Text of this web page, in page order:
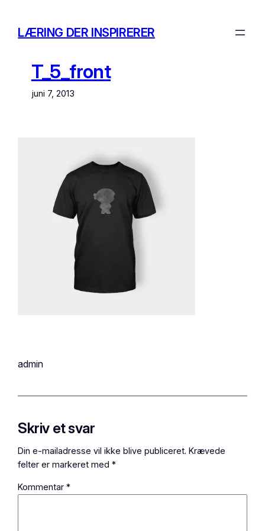
indhold
LÆRING DER INSPIRERER
T_5_front
juni 7, 2013
admin
Skriv et svar
Din e-mailadresse vil ikke blive publiceret. Krævede
felter er markeret med*
Kommentar*